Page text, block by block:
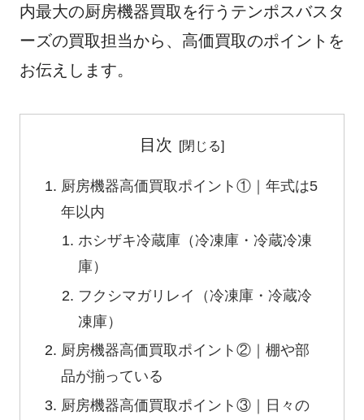
内最大の厨房機器買取を行うテンポスバスタ
ーズの買取担当から、高価買取のポイントを
お伝えします。
目次
厨房機器高価買取ポイント①｜年式は5
年以内
ホシザキ冷蔵庫（冷凍庫・冷蔵冷凍
庫）
フクシマガリレイ（冷凍庫・冷蔵冷
凍庫）
厨房機器高価買取ポイント②｜棚や部
品が揃っている
厨房機器高価買取ポイント③｜日々の